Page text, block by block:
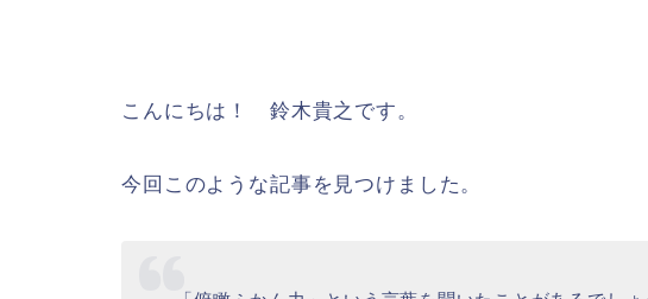
こんにちは！ 鈴木貴之です。
今回このような記事を見つけました。